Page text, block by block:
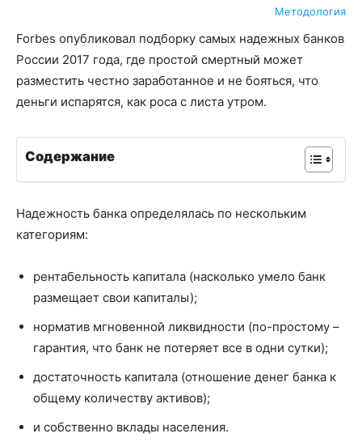
Методология
Forbes опубликовал подборку самых надежных банков
России 2017 года, где простой смертный может
разместить честно заработанное и не бояться, что
деньги испарятся, как роса с листа утром.
Содержание
Надежность банка определялась по нескольким
категориям:
рентабельность капитала (насколько умело банк
размещает свои капиталы);
норматив мгновенной ликвидности (по-простому –
гарантия, что банк не потеряет все в одни сутки);
достаточность капитала (отношение денег банка к
общему количеству активов);
и собственно вклады населения.